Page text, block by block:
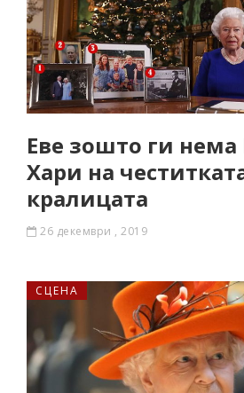
Еве зошто ги
Хари на
кралицата
26 декември , 2019
СЦЕНА